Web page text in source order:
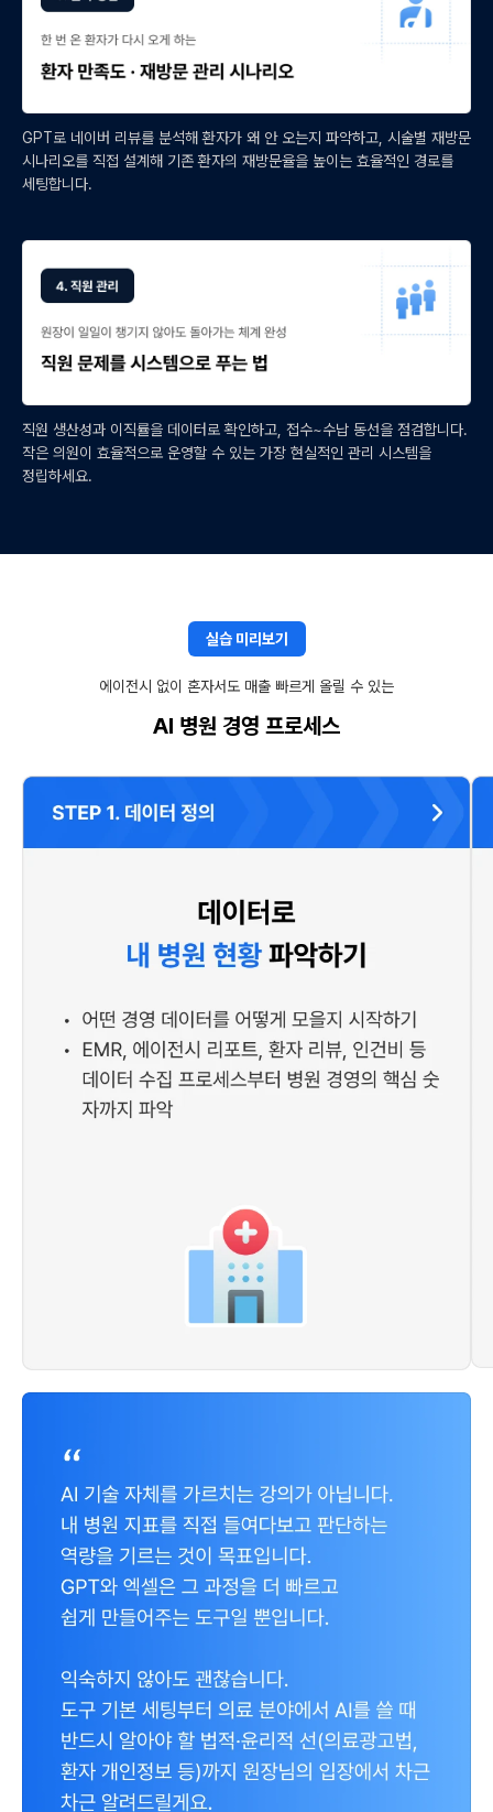
GPT로 네이버 리뷰를 분석해 환자가 왜 안 오는지 파악하고, 시술별 재방문
시나리오를 직접 설계해 기존 환자의 재방문율을 높이는 효율적인 경로를
세팅합니다.
직원 생산성과 이직률을 데이터로 확인하고, 접수~수납 동선을 점검합니다.
작은 의원이 효율적으로 운영할 수 있는 가장 현실적인 관리 시스템을
정립하세요.
실습 미리보기
에이전시 없이 혼자서도 매출 빠르게 올릴 수 있는
AI 병원 경영 프로세스